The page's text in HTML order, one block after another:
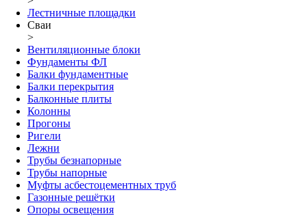
Лестничные площадки
Сваи
>
Вентиляционные блоки
Фундаменты ФЛ
Балки фундаментные
Балки перекрытия
Балконные плиты
Колонны
Прогоны
Ригели
Лежни
Трубы безнапорные
Трубы напорные
Муфты асбестоцементных труб
Газонные решётки
Опоры освещения